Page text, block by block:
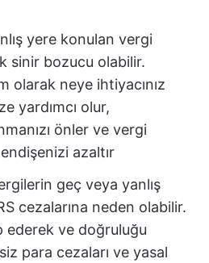
yere konulan vergi
sinir bozucu olabilir.
olarak neye ihtiyacınız
yardımcı olur,
önler ve vergi
azaltır
geç veya yanlış
cezalarına neden olabilir.
ederek ve doğruluğu
para cezaları ve yasal